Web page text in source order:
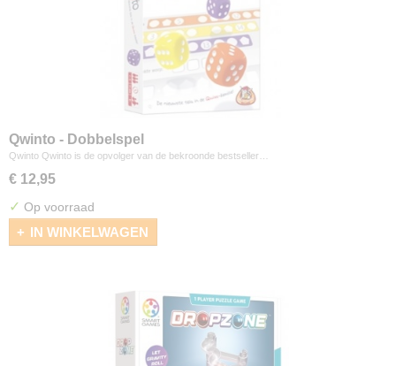
Qwinto - Dobbelspel
Qwinto Qwinto is de opvolger van de bekroonde bestseller…
€ 12,95
✓ Op voorraad
IN WINKELWAGEN